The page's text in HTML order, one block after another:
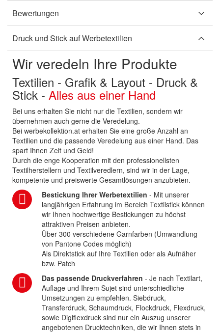
Bewertungen
Druck und Stick auf Werbetextilien
Wir veredeln Ihre Produkte
Textilien - Grafik & Layout - Druck &
Stick - Alles aus einer Hand
Bei uns erhalten Sie nicht nur die Textilien, sondern wir
übernehmen auch gerne die Veredelung.
Bei werbekollektion.at erhalten Sie eine große Anzahl an
Textilien und die passende Veredelung aus einer Hand. Das
spart Ihnen Zeit und Geld!
Durch die enge Kooperation mit den professionellsten
Textilherstellern und Textilveredlern, sind wir in der Lage,
kompetente und preiswerte Gesamtlösungen anzubieten.
Bestickung Ihrer Werbetextilien - Mit unserer
langjährigen Erfahrung im Bereich Textilstick können
wir Ihnen hochwertige Bestickungen zu höchst
attraktiven Preisen anbieten.
Über 300 verschiedene Garnfarben (Umwandlung
von Pantone Codes möglich)
Als Direktstick auf Ihre Textilien oder als Aufnäher
bzw. Patch
Das passende Druckverfahren - Je nach Textilart,
Auflage und Ihrem Sujet sind unterschiedliche
Umsetzungen zu empfehlen. Siebdruck,
Transferdruck, Schaumdruck, Flockdruck, Flexdruck,
sowie Digiflexdruck sind nur ein Auszug unserer
angebotenen Drucktechniken, die wir Ihnen stets in